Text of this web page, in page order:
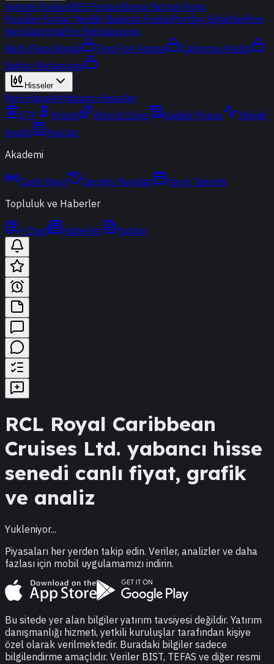
Yatırım FonlarıBES FonlarıBorsa Yatırım Fonu
Popüler Fonlar YeniBir Bakışta FonlarPortföy ŞirketleriFon
KarşılaştırmaFon Simülasyonu
Akıllı Para Sinyali
Ters Fon Arama
Çakışma Analizi
Sektör Rotasyonu
Hisseler
Yerli HisselerYabancı Hisseler
ETF
Kripto Altın & Döviz Vadeli Piyasa
Teknik
Analiz
Araçlar
Akademi
Canlı Yayın Geçmiş Yayınlar
Yayın Takvimi
Topluluk ve Haberler
t-Chat Haberler Yazılar
RCL Royal Caribbean
Cruises Ltd. yabancı hisse
senedi canlı fiyat, grafik
ve analiz
Yukleniyor...
Piyasaları her yerden takip edin. Veriler, analizler ve daha
fazlası için mobil uygulamamızı indirin.
Bu sitede yer alan bilgiler yatırım tavsiyesi değildir. Yatırım
danışmanlığı hizmeti, yetkili kuruluşlar tarafından kişiye
özel olarak verilmektedir. Buradaki bilgiler sadece
bilgilendirme amaçlıdır. Veriler BIST, TEFAS ve diğer resmi